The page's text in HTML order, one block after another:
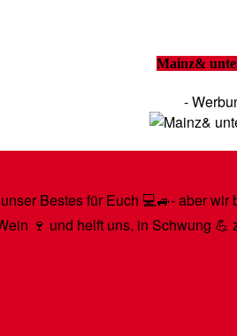
Mainz&
-
Bestes für Euch 💻🚙- aber
🍷 und helft uns, in Schwung 💪